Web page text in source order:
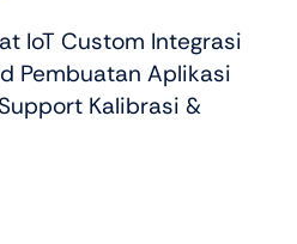
IoT Custom Integrasi
Pembuatan Aplikasi
Kalibrasi &